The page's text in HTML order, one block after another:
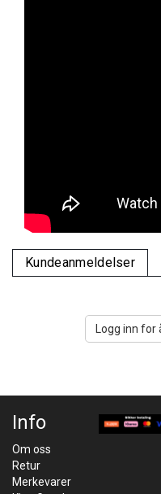
Kundeanmeldelser
Logg inn for
Info
Om oss
Retur
Merkevarer